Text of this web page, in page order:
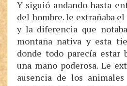
Y siguió andando hasta
del hombre. le extrañaba
y la diferencia que
montaña nativa y esta
donde todo parecía estar
una mano poderosa. Le
ausencia de los